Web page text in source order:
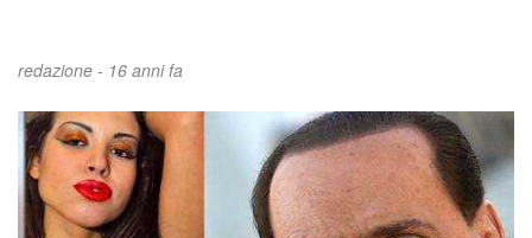
redazione - 16 anni fa